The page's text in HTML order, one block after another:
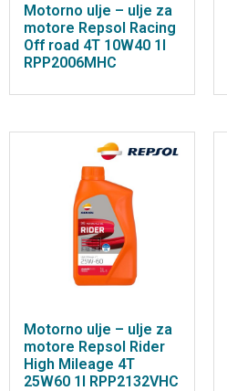
Motorno ulje – ulje za
motore Repsol Racing
Off road 4T 10W40 1l
RPP2006MHC
Motorno ulje – ulje za
motore Repsol Rider
High Mileage 4T
25W60 1l RPP2132VHC